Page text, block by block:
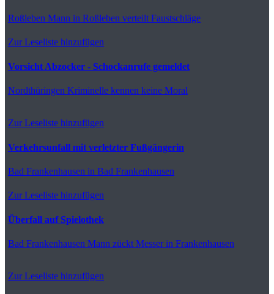
Roßleben Mann in Roßleben verteilt Faustschläge
Zur Leseliste hinzufügen
Vorsicht Abzocker - Schockanrufe gemeldet
Nordthüringen Kriminelle kennen keine Moral
Zur Leseliste hinzufügen
Verkehrsunfall mit verletzter Fußgängerin
Bad Frankenhausen in Bad Frankenhausen
Zur Leseliste hinzufügen
Überfall auf Spielothek
Bad Frankenhausen Mann zückt Messer in Frankenhausen
Zur Leseliste hinzufügen